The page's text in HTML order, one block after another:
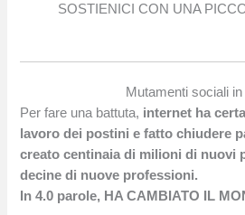
SOSTIENICI CON UNA
Mutamenti sociali
Per fare una battuta, internet ha
lavoro dei postini e fatto chiudere
creato centinaia di milioni di nuovi
decine di nuove professioni.
In 4.0 parole, HA CAMBIATO IL